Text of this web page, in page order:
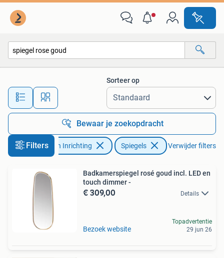
Alle afstanden…
Sorteer op
Bewaar je zoekopdracht
FiltersHuis en Inrichting Spiegels Verwijder filters
Badkamerspiegel rosé goud incl. LED en
touch dimmer -
€ 309,00 Details
Bezoek website
Topadvertentie
29 jun 26